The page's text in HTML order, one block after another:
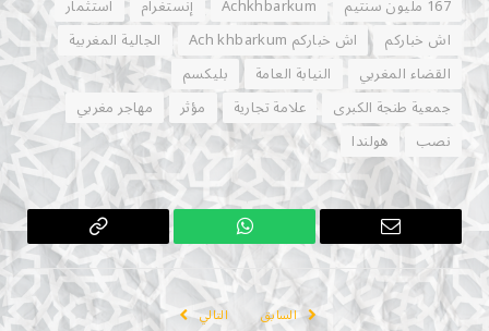
167 مليون سنتيم Achkhbarkum إنستغرام
استثمار
اش خباركم
اش خباركم Ach khbarkum
الجالية المغربية
القضاء المغربي
النيابة العامة
بليكسم
جمعية طنجة الكبرى
علامة تجارية مؤثر
مهاجر مغربي
نصب
هولندا
البريد
الإلكتروني
واتساب
Copy
Link
السابق التالي